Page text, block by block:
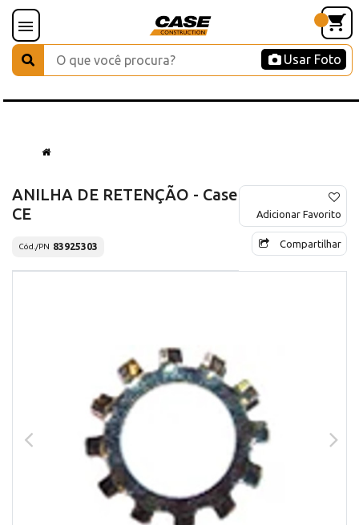
Usar Foto
ANILHA DE RETENÇÃO - Case
CE
Cód./PN 83925303
Adicionar Favorito
Compartilhar